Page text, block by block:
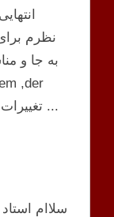
نظرم
به جا و
تغییرات داشته و بعداً میگید اون وسط جالب ...
سلاام